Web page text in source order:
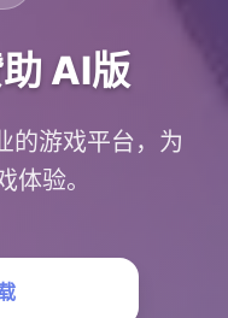
AI版
的游戏平台，为
体验。